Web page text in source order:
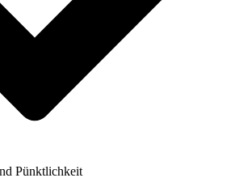
Pünktlichkeit